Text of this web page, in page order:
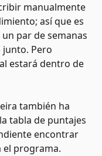
manualmente
así que es
par de semanas
Pero
estará dentro de
también ha
tabla de puntajes
encontrar
el programa.